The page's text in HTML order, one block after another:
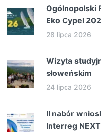
Ogólnopolski
Eko Cypel
28 lipca 2026
Wizyta
słoweńskim
24 lipca 2026
II nabór
Interreg